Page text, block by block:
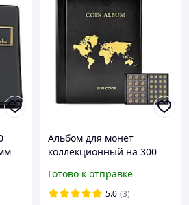
Альбом для монет
коллекционный на 300
ячеек из ПВХ с клапанами
24.5×17 см
Готово к отправке
5.0 (3)